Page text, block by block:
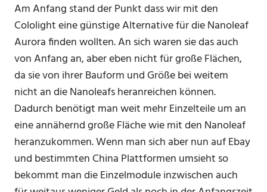
Am Anfang stand der Punkt dass wir mit den
Cololight eine günstige Alternative für die Nanoleaf
Aurora finden wollten. An sich waren sie das auch
von Anfang an, aber eben nicht für große Flächen,
da sie von ihrer Bauform und Größe bei weitem
nicht an die Nanoleafs heranreichen können.
Dadurch benötigt man weit mehr Einzelteile um an
eine annähernd große Fläche wie mit den Nanoleaf
heranzukommen. Wenn man sich aber nun auf Ebay
und bestimmten China Plattformen umsieht so
bekommt man die Einzelmodule inzwischen auch